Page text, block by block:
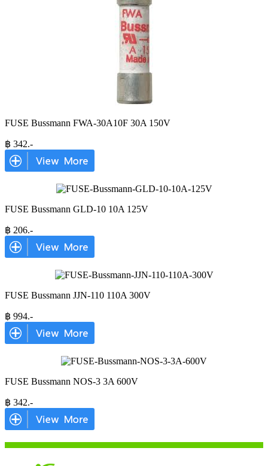
FUSE Bussmann FWA-30A10F 30A 150V
฿ 342.-
FUSE Bussmann GLD-10 10A 125V
฿ 206.-
FUSE Bussmann JJN-110 110A 300V
฿ 994.-
FUSE Bussmann NOS-3 3A 600V
฿ 342.-